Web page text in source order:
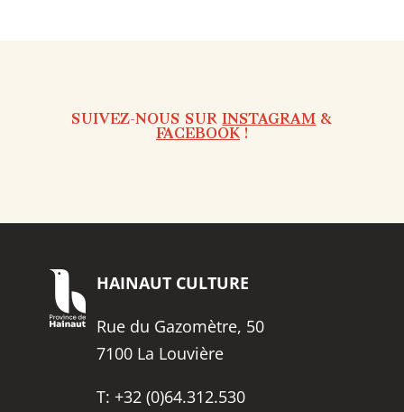
SUIVEZ-NOUS SURINSTAGRAM &
FACEBOOK!
HAINAUT CULTURE
Rue du Gazomètre, 50
7100 La Louvière
T: +32 (0)64.312.530